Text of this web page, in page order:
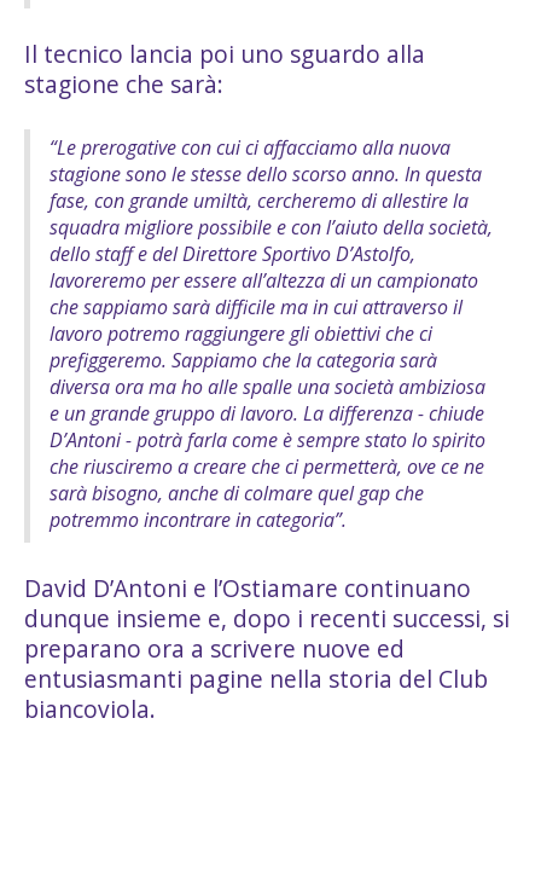
Il tecnico lancia poi uno sguardo alla
stagione che sarà:
“Le prerogative con cui ci affacciamo alla nuova
stagione sono le stesse dello scorso anno. In questa
fase, con grande umiltà, cercheremo di allestire la
squadra migliore possibile e con l’aiuto della società,
dello staff e del Direttore Sportivo D’Astolfo,
lavoreremo per essere all’altezza di un campionato
che sappiamo sarà difficile ma in cui attraverso il
lavoro potremo raggiungere gli obiettivi che ci
prefiggeremo. Sappiamo che la categoria sarà
diversa ora ma ho alle spalle una società ambiziosa
e un grande gruppo di lavoro. La differenza - chiude
D’Antoni - potrà farla come è sempre stato lo spirito
che riusciremo a creare che ci permetterà, ove ce ne
sarà bisogno, anche di colmare quel gap che
potremmo incontrare in categoria”.
David D’Antoni e l’Ostiamare continuano
dunque insieme e, dopo i recenti successi, si
preparano ora a scrivere nuove ed
entusiasmanti pagine nella storia del Club
biancoviola.